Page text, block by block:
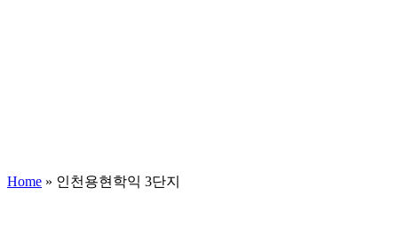
Home » 인천용현학익 3단지